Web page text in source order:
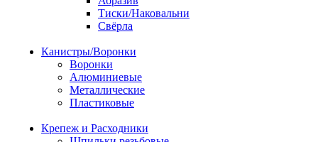
Тиски/Наковальни
Свёрла
Канистры/Воронки
Воронки
Алюминиевые
Металлические
Пластиковые
Крепеж и Расходники